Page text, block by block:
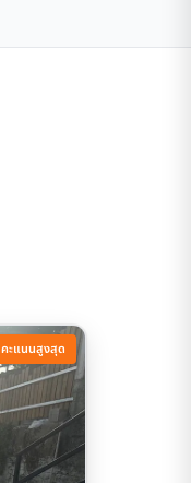
คะแนนสูงสุด